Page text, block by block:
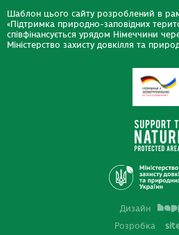
Шаблон цього сайту розроблений в
«Підтримка природно-заповідних
співфінансується урядом Німеччини
Міністерство захисту довкілля та
Дизайн
Розробка